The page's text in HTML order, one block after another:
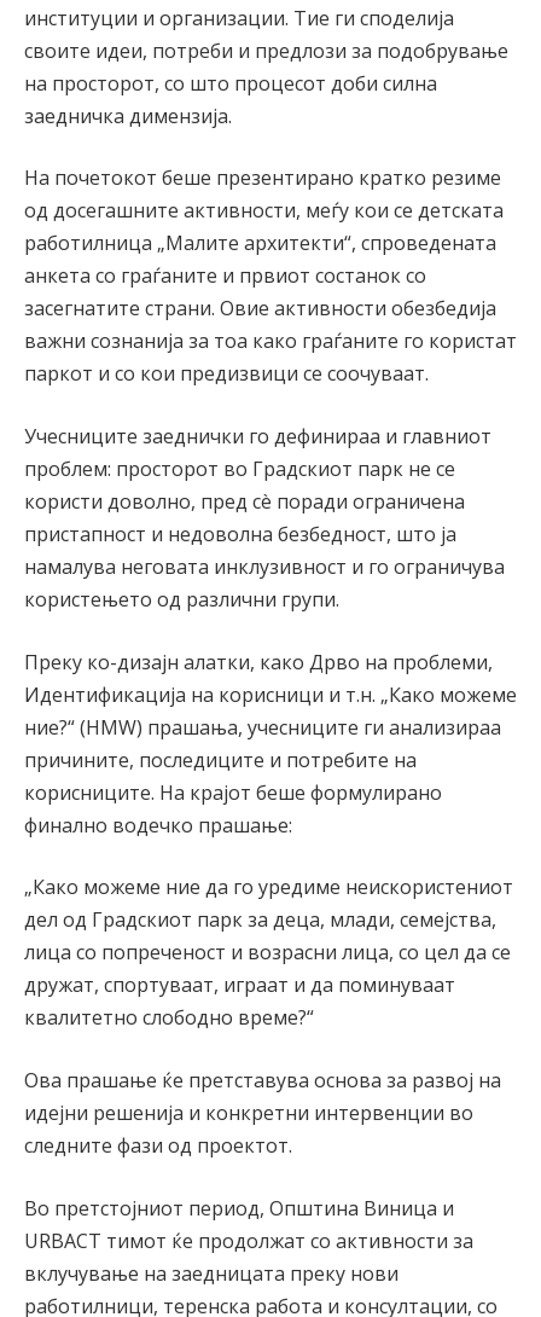
институции и организации. Тие ги споделија
своите идеи, потреби и предлози за подобрување
на просторот, со што процесот доби силна
заедничка димензија.
На почетокот беше презентирано кратко резиме
од досегашните активности, меѓу кои се детската
работилница „Малите архитекти“, спроведената
анкета со граѓаните и првиот состанок со
засегнатите страни. Овие активности обезбедија
важни сознанија за тоа како граѓаните го користат
паркот и со кои предизвици се соочуваат.
Учесниците заеднички го дефинираа и главниот
проблем: просторот во Градскиот парк не се
користи доволно, пред сè поради ограничена
пристапност и недоволна безбедност, што ја
намалува неговата инклузивност и го ограничува
користењето од различни групи.
Преку ко-дизајн алатки, како Дрво на проблеми,
Идентификација на корисници и т.н. „Како можеме
ние?“ (HMW) прашања, учесниците ги анализираа
причините, последиците и потребите на
корисниците. На крајот беше формулирано
финално водечко прашање:
„Како можеме ние да го уредиме неискористениот
дел од Градскиот парк за деца, млади, семејства,
лица со попреченост и возрасни лица, со цел да се
дружат, спортуваат, играат и да поминуваат
квалитетно слободно време?“
Ова прашање ќе претставува основа за развој на
идејни решенија и конкретни интервенции во
следните фази од проектот.
Во претстојниот период, Општина Виница и
URBACT тимот ќе продолжат со активности за
вклучување на заедницата преку нови
работилници, теренска работа и консултации, со